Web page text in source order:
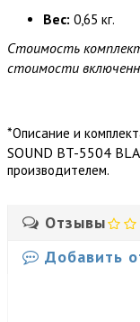
Вес: 0,65 кг.
Стоимость
стоимости
*Описание и
SOUND BT-5504
производителем.
Отзывы
Добавить